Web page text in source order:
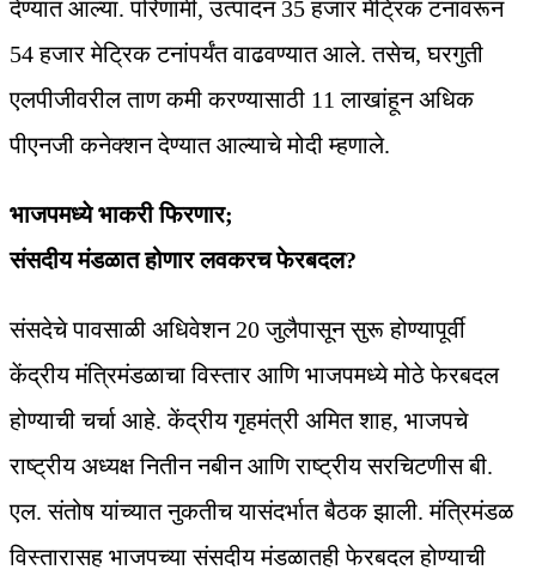
देण्यात आल्या. परिणामी, उत्पादन 35 हजार मेट्रिक टनांवरून
54 हजार मेट्रिक टनांपर्यंत वाढवण्यात आले. तसेच, घरगुती
एलपीजीवरील ताण कमी करण्यासाठी 11 लाखांहून अधिक
पीएनजी कनेक्शन देण्यात आल्याचे मोदी म्हणाले.
भाजपमध्ये भाकरी फिरणार;
संसदीय मंडळात होणार लवकरच फेरबदल?
संसदेचे पावसाळी अधिवेशन 20 जुलैपासून सुरू होण्यापूर्वी
केंद्रीय मंत्रिमंडळाचा विस्तार आणि भाजपमध्ये मोठे फेरबदल
होण्याची चर्चा आहे. केंद्रीय गृहमंत्री अमित शाह, भाजपचे
राष्ट्रीय अध्यक्ष नितीन नबीन आणि राष्ट्रीय सरचिटणीस बी.
एल. संतोष यांच्यात नुकतीच यासंदर्भात बैठक झाली. मंत्रिमंडळ
विस्तारासह भाजपच्या संसदीय मंडळातही फेरबदल होण्याची